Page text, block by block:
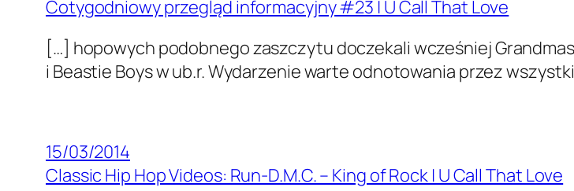
Cotygodniowy przegląd informacyjny #23 | U Call That Love
[…] hopowych podobnego zaszczytu doczekali wcześniej
i Beastie Boys w ub.r. Wydarzenie warte odnotowania przez
15/03/2014
Classic Hip Hop Videos: Run-D.M.C. – King of Rock | U Call That Love